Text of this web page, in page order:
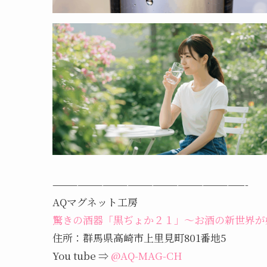
———————————————————————-
AQマグネット工房
驚きの酒器「黒ぢょか２１」～お酒の新世界
住所：群馬県高崎市上里見町801番地5
You tube ⇒ @AQ-MAG-CH